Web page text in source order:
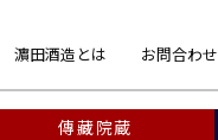
濵田酒造とは お問合わせ
傳藏院蔵